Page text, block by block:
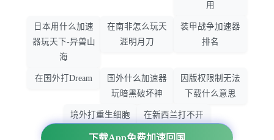
下载App免费加速回国
用
日本用什么加速
器玩天下-异兽山
海
在南非怎么玩天
涯明月刀
装甲战争加速器
排名
在国外打Dream
国外什么加速器
玩暗黑破坏神
因版权限制无法
下载什么意思
境外打重生细胞
加速器哪个好
在新西兰打不开
大智慧怎么办